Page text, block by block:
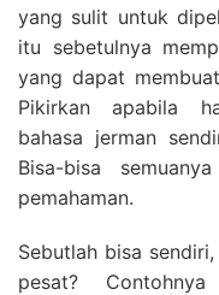
yang sulit untuk
itu sebetulnya
yang dapat
Pikirkan apabila
bahasa jerman
Bisa-bisa
pemahaman.
Sebutlah bisa
pesat?